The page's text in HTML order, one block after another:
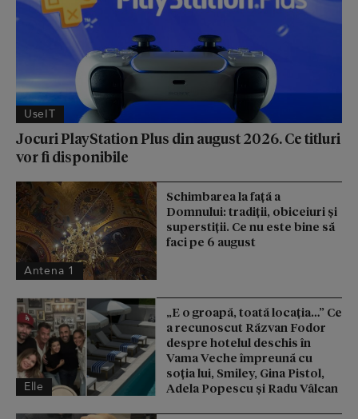
UseIT
Jocuri PlayStation Plus din august 2026. Ce titluri
vor fi disponibile
Antena 1
Schimbarea la față a
Domnului: tradiții, obiceiuri și
superstiții. Ce nu este bine să
faci pe 6 august
Elle
„E o groapă, toată locația…” Ce
a recunoscut Răzvan Fodor
despre hotelul deschis în
Vama Veche împreună cu
soția lui, Smiley, Gina Pistol,
Adela Popescu și Radu Vâlcan